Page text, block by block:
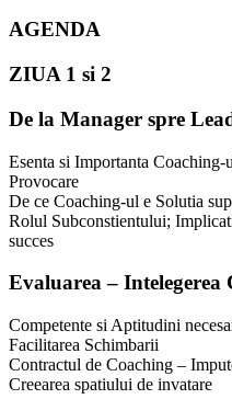
AGENDA
ZIUA 1 si 2
De la Manager spre
Esenta si Importanta
Provocare
De ce Coaching-ul e Solutia
Rolul Subconstientului;
succes
Evaluarea – Intelegerea
Competente si Aptitudini
Facilitarea Schimbarii
Contractul de Coaching –
Creearea spatiului de invatare